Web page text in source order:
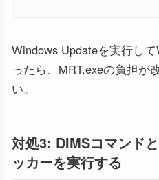
Windows Updateを実行し
ったら、MRT.exeの負担が
い。
対処3: DIMSコマンド
ッカーを実行する